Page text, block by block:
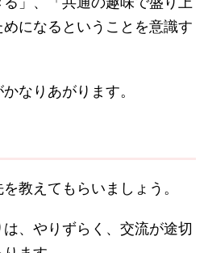
になるということを意識す
なりあがります。
教えてもらいましょう。
、やりずらく、交流が途切